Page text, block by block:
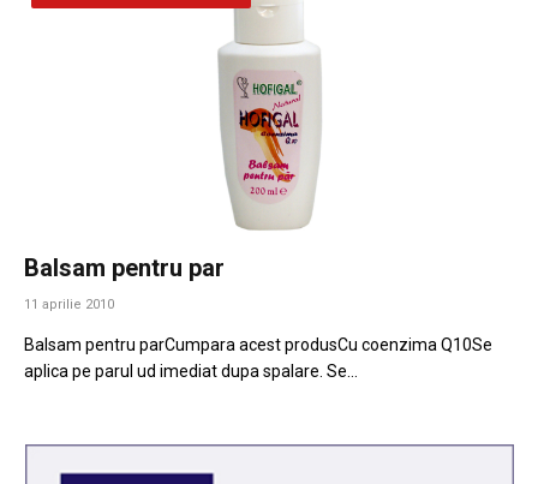
Balsam pentru par
11 aprilie 2010
Balsam pentru parCumpara acest produsCu coenzima Q10Se
aplica pe parul ud imediat dupa spalare. Se…